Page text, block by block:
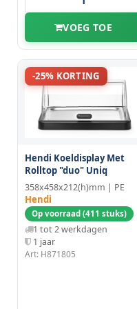
VOEG TOE
-25% KORTING
Hendi Koeldisplay Met
Rolltop "duo" Uniq
358x458x212(h)mm | PE
Hendi
Op voorraad (411 stuks)
1 tot 2 werkdagen
1 jaar
Art: H871805